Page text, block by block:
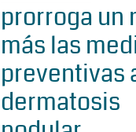
prorroga un
más las
preventivas
dermatosis